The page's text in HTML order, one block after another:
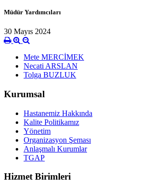
Müdür Yardımcıları
30 Mayıs 2024
Mete MERCİMEK
Necati ARSLAN
Tolga BUZLUK
Kurumsal
Hastanemiz Hakkında
Kalite Politikamız
Yönetim
Organizasyon Şeması
Anlaşmalı Kurumlar
TGAP
Hizmet Birimleri